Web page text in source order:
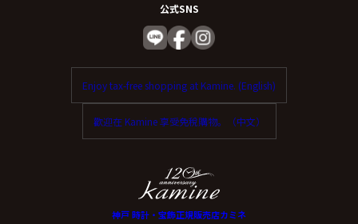
公式SNS
Enjoy tax-free shopping at Kamine. (English)
歡迎在 Kamine 享受免稅購物。（中文）
神戸 時計・宝飾正規販売店カミネ